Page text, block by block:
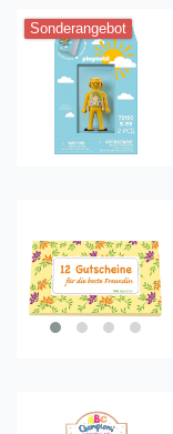
Sonderangebot